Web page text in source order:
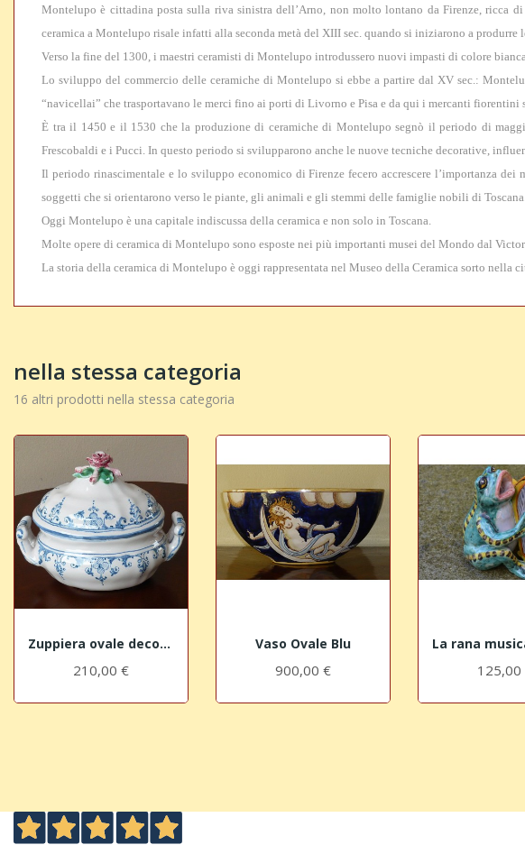
Montelupo è cittadina posta sulla riva sinistra dell’Arno, non molto lontano da Firenze, ricca
ceramica a Montelupo risale infatti alla seconda metà del XIII sec. quando si iniziarono a
Verso la fine del 1300, i maestri ceramisti di Montelupo introdussero nuovi impasti di colore
Lo sviluppo del commercio delle ceramiche di Montelupo si ebbe a partire dal XV sec.:
“navicellai” che trasportavano le merci fino ai porti di Livorno e Pisa e da qui i mercanti fiorentini
È tra il 1450 e il 1530 che la produzione di ceramiche di Montelupo segnò il periodo di
Frescobaldi e i Pucci. In questo periodo si svilupparono anche le nuove tecniche decorative,
Il periodo rinascimentale e lo sviluppo economico di Firenze fecero accrescere l’importanza
soggetti che si orientarono verso le piante, gli animali e gli stemmi delle famiglie nobili di Toscana.
Oggi Montelupo è una capitale indiscussa della ceramica e non solo in Toscana.
Molte opere di ceramica di Montelupo sono esposte nei più importanti musei del Mondo dal
La storia della ceramica di Montelupo è oggi rappresentata nel Museo della Ceramica sorto nella
nella stessa categoria
16 altri prodotti nella stessa categoria
Zuppiera ovale decorata
210,00 €
Vaso Ovale Blu
900,00 € 125,00